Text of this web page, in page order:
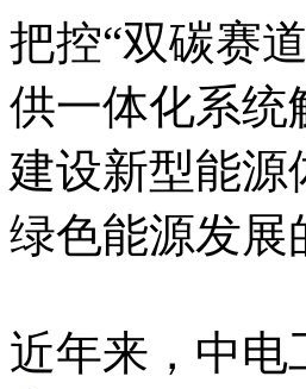
把控“双碳赛
供一体化系统
建设新型能源
绿色能源发展
近年来，中电